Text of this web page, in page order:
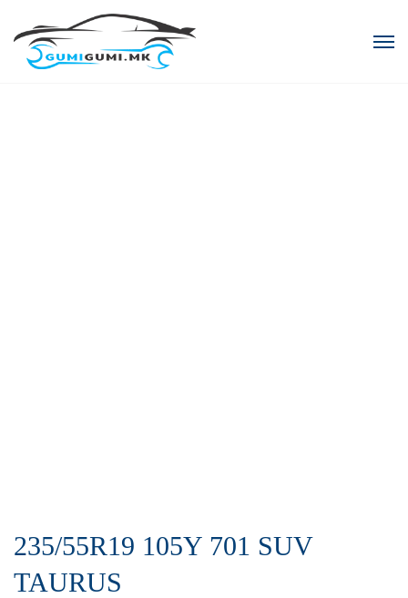
235/55R19 105Y 701 SUV
TAURUS